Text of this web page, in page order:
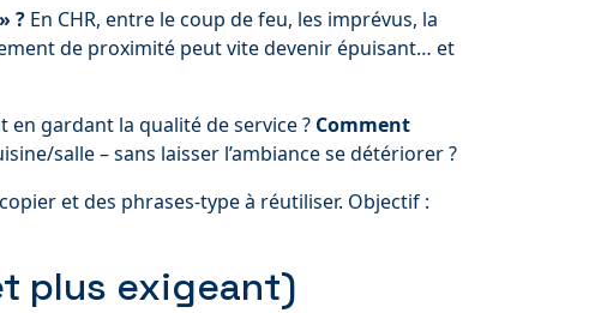
? En CHR, entre le coup de feu, les imprévus, la
de proximité peut vite devenir épuisant… et
gardant la qualité de service ? Comment
salle – sans laisser l’ambiance se détériorer ?
et des phrases-type à réutiliser. Objectif :
plus exigeant)